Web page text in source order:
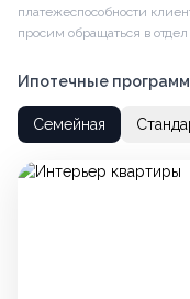
платежеспособности
просим обращаться в
Ипотечные
Семейная